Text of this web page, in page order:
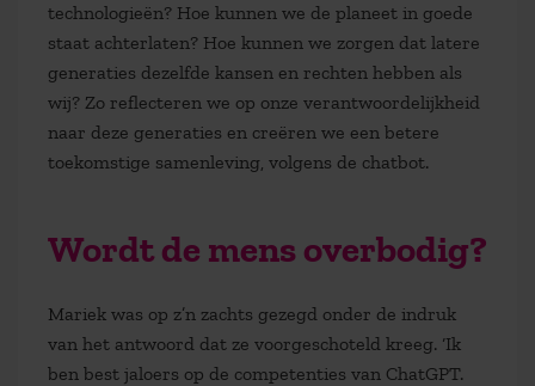
technologieën? Hoe kunnen we de planeet in goede
staat achterlaten? Hoe kunnen we zorgen dat latere
generaties dezelfde kansen en rechten hebben als
wij? Zo reflecteren we op onze verantwoordelijkheid
naar deze generaties en creëren we een betere
toekomstige samenleving, volgens de chatbot.
Wordt de mens overbodig?
Mariek was op z’n zachts gezegd onder de indruk
van het antwoord dat ze voorgeschoteld kreeg. ‘Ik
ben best jaloers op de competenties van ChatGPT.